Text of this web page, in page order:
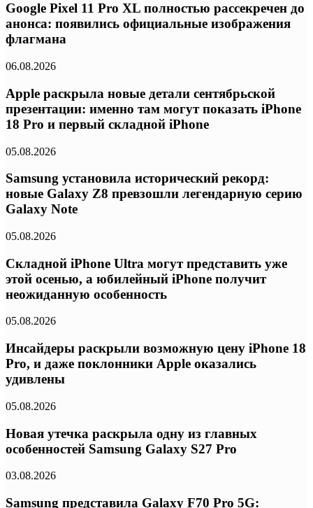
Google Pixel 11 Pro XL полностью рассекречен до
анонса: появились официальные изображения
флагмана
06.08.2026
Apple раскрыла новые детали сентябрьской
презентации: именно там могут показать iPhone
18 Pro и первый складной iPhone
05.08.2026
Samsung установила исторический рекорд:
новые Galaxy Z8 превзошли легендарную серию
Galaxy Note
05.08.2026
Складной iPhone Ultra могут представить уже
этой осенью, а юбилейный iPhone получит
неожиданную особенность
05.08.2026
Инсайдеры раскрыли возможную цену iPhone 18
Pro, и даже поклонники Apple оказались
удивлены
05.08.2026
Новая утечка раскрыла одну из главных
особенностей Samsung Galaxy S27 Pro
03.08.2026
Samsung представила Galaxy F70 Pro 5G: